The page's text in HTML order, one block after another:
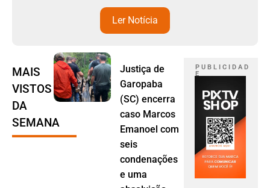
Ler Notícia
MAIS
VISTOS
DA
SEMANA
Justiça de
Garopaba
(SC) encerra
caso Marcos
Emanoel com
seis
condenações
e uma
P U B L I C I D A D
E